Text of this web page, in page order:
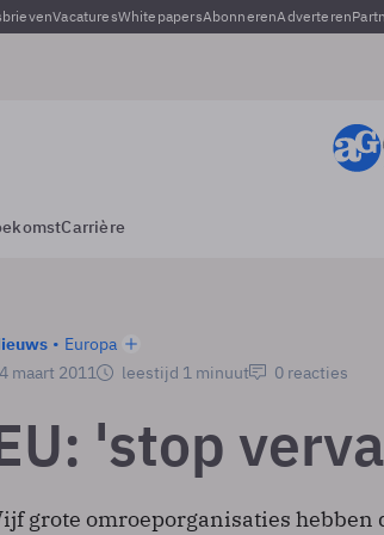
VacaturesWhitepapersAbonnerenAdverteren
Carrière
Europa
maart 2011
leestijd 1 minuut 0 reacties
'stop
grote omroeporganisaties hebben